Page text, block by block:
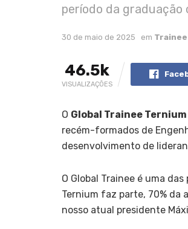
período da graduação
30 de maio de 2025 em Trainee
46.5k
VISUALIZAÇÕES
O Global Trainee
recém-formados de
desenvolvimento de
O Global Trainee é uma
Ternium faz parte, 70% da
nosso atual presidente